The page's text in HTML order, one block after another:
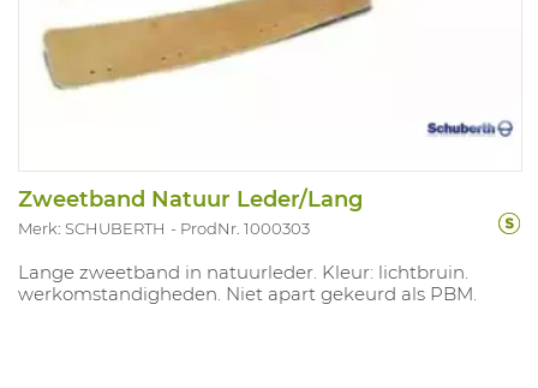
Zweetband Natuur Leder/Lang
Merk: SCHUBERTH ProdNr. 1000303
Lange zweetband in natuurleder. Kleur: lichtbruin.
werkomstandigheden. Niet apart gekeurd als PBM.